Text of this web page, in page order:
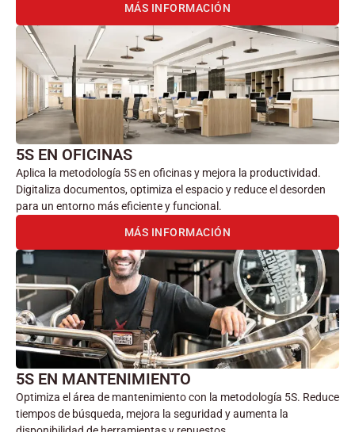
MÁS INFORMACIÓN
5S EN OFICINAS
Aplica la metodología 5S en oficinas y mejora la productividad.
Digitaliza documentos, optimiza el espacio y reduce el desorden
para un entorno más eficiente y funcional.
MÁS INFORMACIÓN
5S EN MANTENIMIENTO
Optimiza el área de mantenimiento con la metodología 5S. Reduce
tiempos de búsqueda, mejora la seguridad y aumenta la